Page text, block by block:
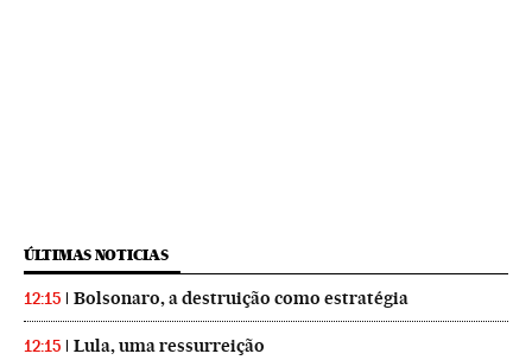
ÚLTIMAS NOTICIAS
12:15 Bolsonaro, a destruição como estratégia
12:15 Lula, uma ressurreição